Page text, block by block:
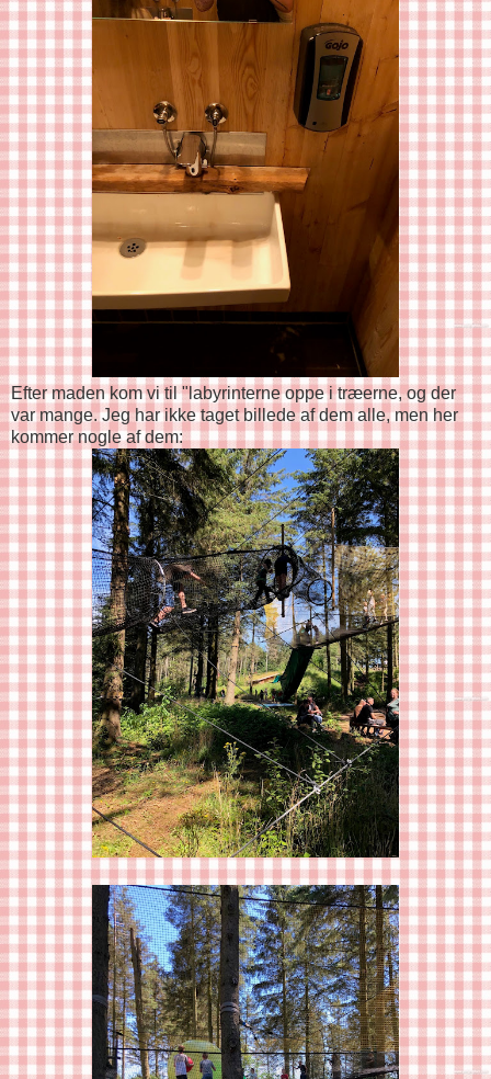
Efter maden kom vi til "labyrinterne oppe i træerne, og der
var mange. Jeg har ikke taget billede af dem alle, men her
kommer nogle af dem: